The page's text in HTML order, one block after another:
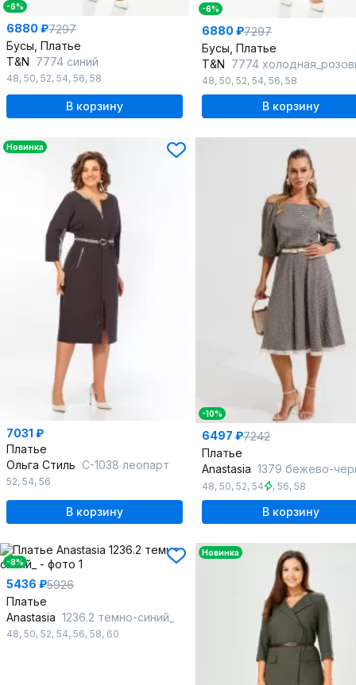
-6%
6880 ₽7297
Бусы, Платье
T&N 7774 синий
48, 50, 52, 54, 56, 58
В корзину
-6%
6880 ₽7297
Бусы, Платье
T&N 7774
48, 50, 52, 54, 56, 58
В корзину
Новинка
7031 ₽
Платье
Ольга Стиль С-1038 леопарт
52, 54, 56
В корзину
-10%
6497 ₽7242
Платье
Anastasia 1379 бежево-
48, 50, 52, 54 , 56, 58
В корзину
-8%
5436 ₽5926
Платье
Anastasia 1236.2 темно-синий_
48, 50, 52, 54, 56, 58, 60
Новинка